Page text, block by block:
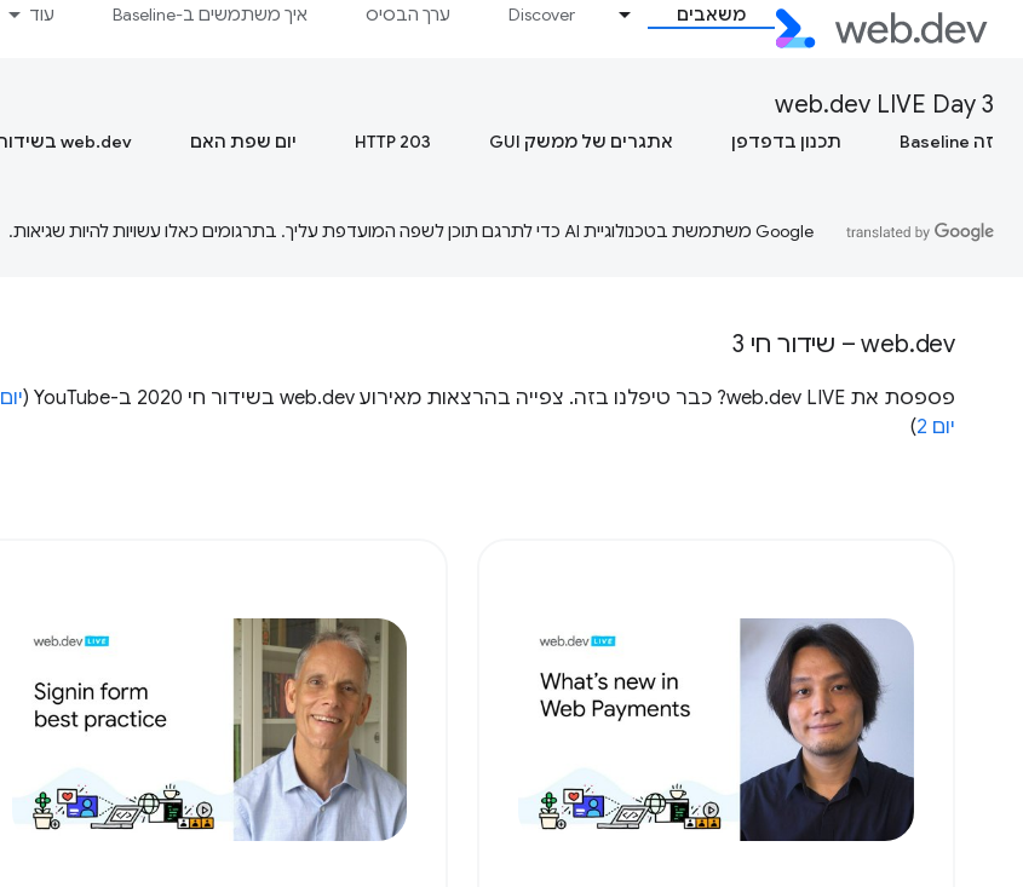
משאבים Discover ערך הבסיס איך משתמשים ב-Baseline עוד
web.dev LIVE Day 3
זה Baseline תכנון בדפדפן אתגרים של ממשק GUI HTTP 203 יום שפת האם web.dev בשידור חי – יום 1
‫Google משתמשת בטכנולוגיית AI כדי לתרגם תוכן לשפה המועדפת עליך. בתרגומים כאלו עשויות להיות שגיאות.
web.dev – שידור חי 3
פספסת את web.dev LIVE? כבר טיפלנו בזה. צפייה בהרצאות מאירוע web.dev בשידור חי 2020 ב-YouTube ( יום 1
יום 2
)